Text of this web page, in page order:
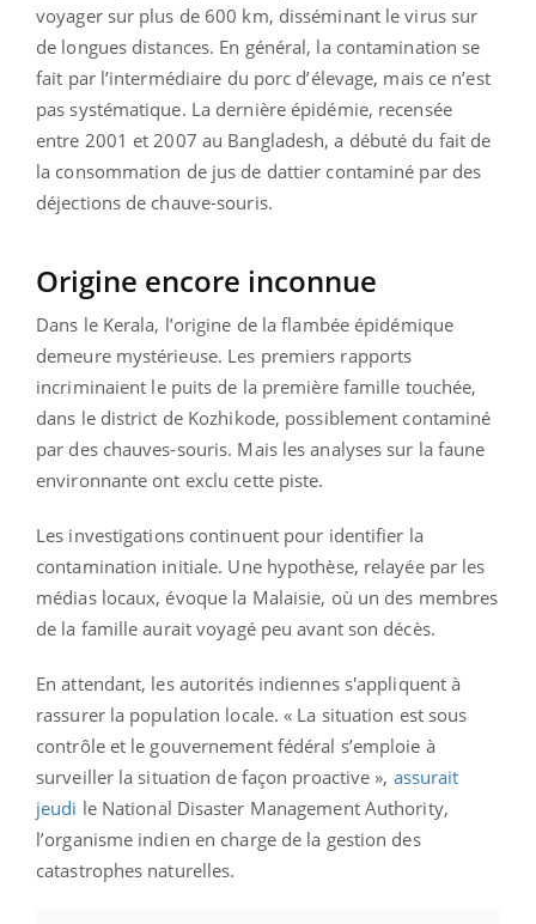
voyager sur plus de 600 km, disséminant le virus sur
de longues distances. En général, la contamination se
fait par l’intermédiaire du porc d’élevage, mais ce n’est
pas systématique. La dernière épidémie, recensée
entre 2001 et 2007 au Bangladesh, a débuté du fait de
la consommation de jus de dattier contaminé par des
déjections de chauve-souris.
Origine encore inconnue
Dans le Kerala, l’origine de la flambée épidémique
demeure mystérieuse. Les premiers rapports
incriminaient le puits de la première famille touchée,
dans le district de Kozhikode, possiblement contaminé
par des chauves-souris. Mais les analyses sur la faune
environnante ont exclu cette piste.
Les investigations continuent pour identifier la
contamination initiale. Une hypothèse, relayée par les
médias locaux, évoque la Malaisie, où un des membres
de la famille aurait voyagé peu avant son décès.
En attendant, les autorités indiennes s'appliquent à
rassurer la population locale. « La situation est sous
contrôle et le gouvernement fédéral s’emploie à
surveiller la situation de façon proactive », assurait
jeudi le National Disaster Management Authority,
l’organisme indien en charge de la gestion des
catastrophes naturelles.